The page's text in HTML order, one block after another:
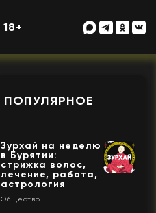
18+
ПОПУЛЯРНОЕ
Зурхай на неделю
в Бурятии:
стрижка волос,
лечение, работа,
астрология
Общество